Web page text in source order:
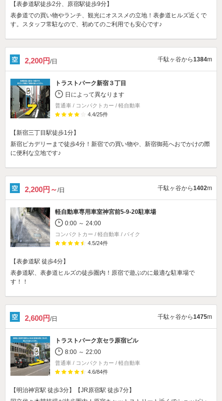
【表参道駅徒歩2分、原宿駅徒歩9分】
表参道での買い物やランチ、観光にオススメの立地！表参道ヒルズ近くで
す。スタッフ常駐なので、初めてのご利用でも安心です♪
2,200円/日 千駄ヶ谷から1384m
トラストパーク新宿３丁目
日によって異なります
普通車 / コンパクトカー / 軽自動車
4.4/25件
【新宿三丁目駅徒歩1分】
新宿ピカデリーまで徒歩4分！新宿での買い物や、新宿御苑へおでかけの際
に便利な立地です♪
2,200円～/日 千駄ヶ谷から1402m
軽自動車専用車室神宮前5-9-20駐車場
0:00 ～ 24:00
コンパクトカー / 軽自動車 / バイク
4.5/24件
【表参道駅 徒歩4分】
表参道駅、表参道ヒルズの徒歩圏内！原宿で遊ぶのに最適な駐車場で
す！！
2,600円/日 千駄ヶ谷から1475m
トラストパーク京セラ原宿ビル
8:00 ～ 22:00
普通車 / コンパクトカー / 軽自動車
4.6/84件
【明治神宮駅 徒歩3分】【JR原宿駅 徒歩7分】